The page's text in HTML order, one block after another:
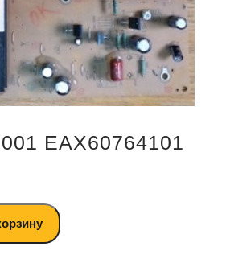
EAX60764101